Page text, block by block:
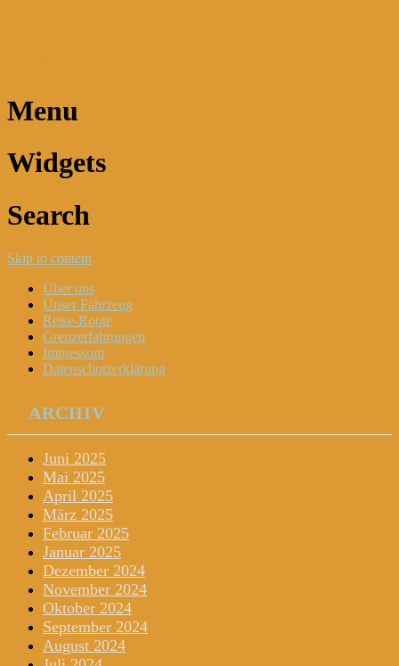
Menu
Widgets
Search
Skip to content
Über uns
Unser Fahrzeug
Reise-Route
Grenzerfahrungen
Impressum
Datenschutzerklärung
ARCHIV
Juni 2025
Mai 2025
April 2025
März 2025
Februar 2025
Januar 2025
Dezember 2024
November 2024
Oktober 2024
September 2024
August 2024